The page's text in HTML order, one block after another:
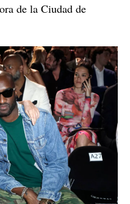
de la Ciudad de